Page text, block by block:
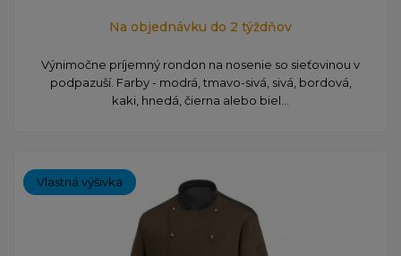
Na objednávku do 2 týždňov
Výnimočne príjemný rondon na nosenie so sieťovinou v
podpazuší. Farby - modrá, tmavo-sivá, sivá, bordová,
kaki, hnedá, čierna alebo biel...
Vlastná výšivka